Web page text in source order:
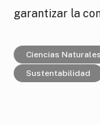
garantizar la
Ciencias Naturales
Sustentabilidad